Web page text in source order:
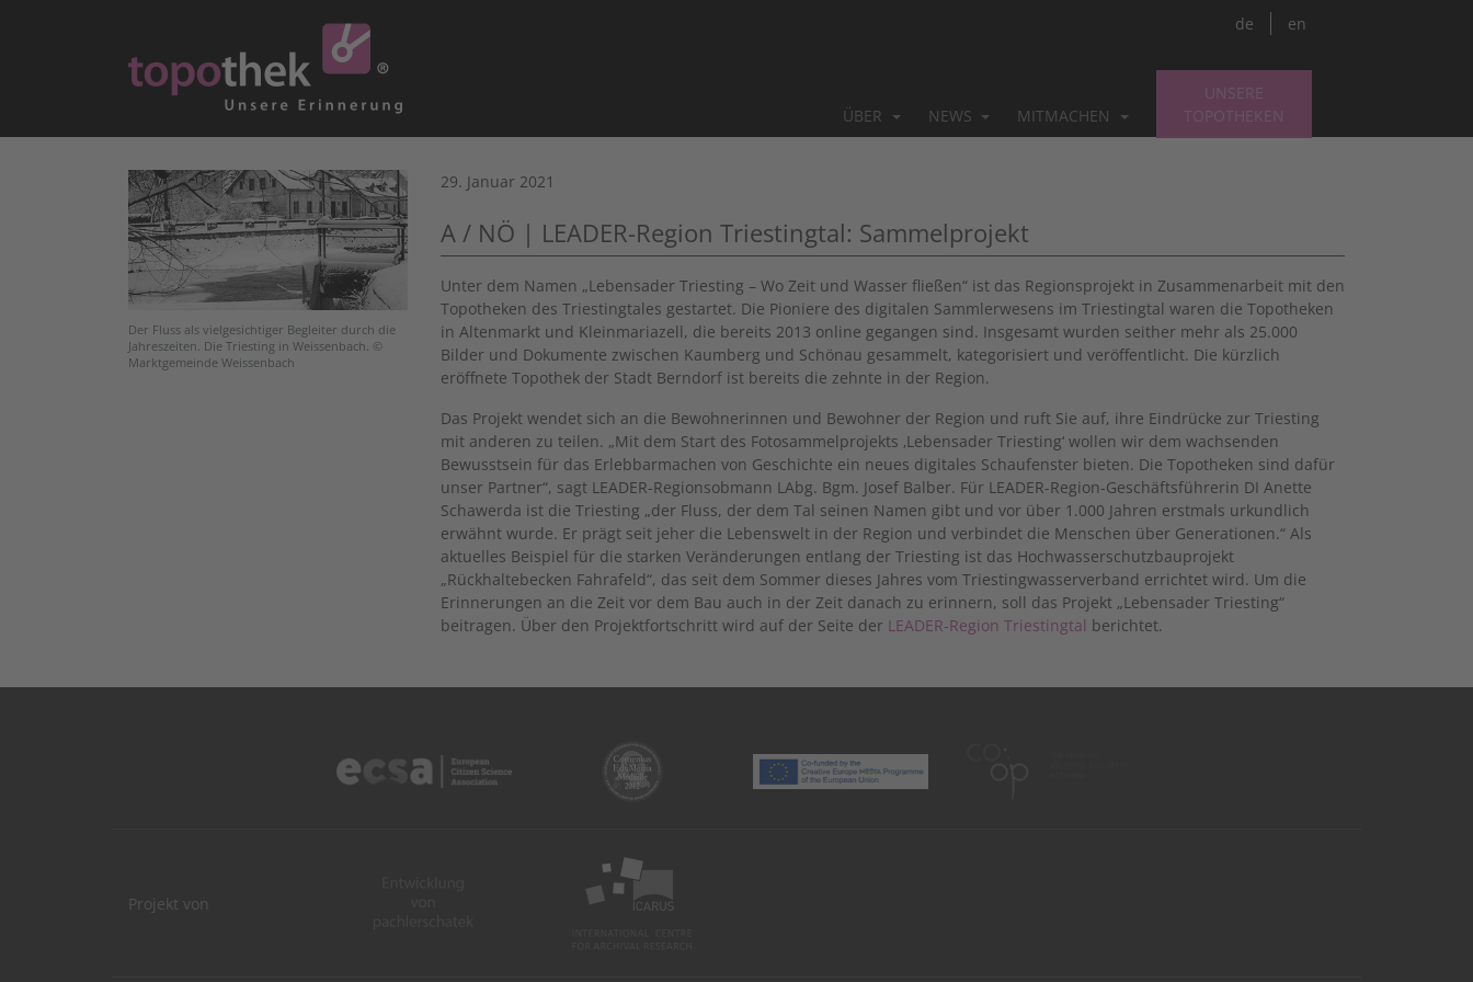
ÜBER NEWS MITMACHEN
UNSERE
TOPOTHEKEN
de en
Der Fluss als vielgesichtiger Begleiter durch die
Jahreszeiten. Die Triesting in Weissenbach. ©
Marktgemeinde Weissenbach
29. Januar 2021
A / NÖ | LEADER-Region Triestingtal: Sammelprojekt
Unter dem Namen „Lebensader Triesting – Wo Zeit und Wasser fließen“ ist das Regionsprojekt in Zusammenarbeit mit den
Topotheken des Triestingtales gestartet. Die Pioniere des digitalen Sammlerwesens im Triestingtal waren die Topotheken
in Altenmarkt und Kleinmariazell, die bereits 2013 online gegangen sind. Insgesamt wurden seither mehr als 25.000
Bilder und Dokumente zwischen Kaumberg und Schönau gesammelt, kategorisiert und veröffentlicht. Die kürzlich
eröffnete Topothek der Stadt Berndorf ist bereits die zehnte in der Region.
Das Projekt wendet sich an die Bewohnerinnen und Bewohner der Region und ruft Sie auf, ihre Eindrücke zur Triesting
mit anderen zu teilen. „Mit dem Start des Fotosammelprojekts ‚Lebensader Triesting‘ wollen wir dem wachsenden
Bewusstsein für das Erlebbarmachen von Geschichte ein neues digitales Schaufenster bieten. Die Topotheken sind dafür
unser Partner“, sagt LEADER-Regionsobmann LAbg. Bgm. Josef Balber. Für LEADER-Region-Geschäftsführerin DI Anette
Schawerda ist die Triesting „der Fluss, der dem Tal seinen Namen gibt und vor über 1.000 Jahren erstmals urkundlich
erwähnt wurde. Er prägt seit jeher die Lebenswelt in der Region und verbindet die Menschen über Generationen.“ Als
aktuelles Beispiel für die starken Veränderungen entlang der Triesting ist das Hochwasserschutzbauprojekt
„Rückhaltebecken Fahrafeld“, das seit dem Sommer dieses Jahres vom Triestingwasserverband errichtet wird. Um die
Erinnerungen an die Zeit vor dem Bau auch in der Zeit danach zu erinnern, soll das Projekt „Lebensader Triesting“
beitragen. Über den Projektfortschritt wird auf der Seite der LEADER-Region Triestingtal berichtet.
Projekt von